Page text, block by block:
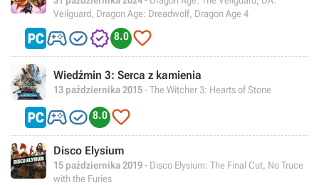
Veilguard, Dragon Age: Dreadwolf, Dragon Age 4
 8.0 
Wiedźmin 3: Serca z kamienia
13 października 2015- The Witcher 3: Hearts of Stone
 8.0 
Disco Elysium
15 października 2019- Disco Elysium: The Final Cut, No Truce
with the Furies